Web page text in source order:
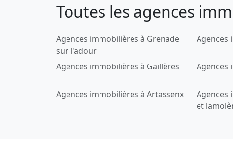
Toutes les agences
Agences immobilières à Grenade
sur l'adour
Agences
Agences immobilières à Gaillères
Agences
Agences immobilières à Artassenx
Agences
et